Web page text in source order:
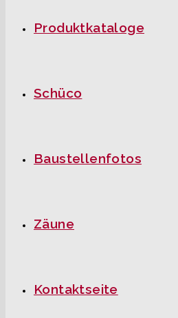
Produktkataloge
Schüco
Baustellenfotos
Zäune
Kontaktseite